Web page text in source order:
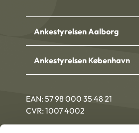
Ankestyrelsen Aalborg
Ankestyrelsen København
EAN: 57 98 000 35 48 21
CVR: 1007 4002